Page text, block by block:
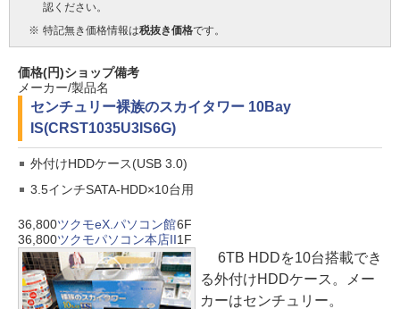
認ください。
※ 特記無き価格情報は税抜き価格です。
価格(円)ショップ備考
メーカー/製品名
センチュリー裸族のスカイタワー 10Bay
IS(CRST1035U3IS6G)
外付けHDDケース(USB 3.0)
3.5インチSATA-HDD×10台用
36,800ツクモeX.パソコン館6F
36,800ツクモパソコン本店II1F
6TB HDDを10台搭載でき
る外付けHDDケース。メー
カーはセンチュリー。